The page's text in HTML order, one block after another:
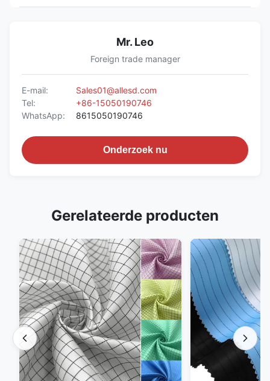
Mr. Leo
Foreign trade manager
E-mail:
Sales01@allesd.com
Tel:
+86-15050190746
WhatsApp:
8615050190746
Onderzoek nu
Gerelateerde producten